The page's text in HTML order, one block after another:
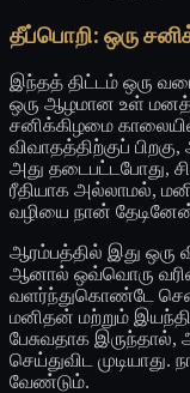
தீப்பொறி: ஒரு
இந்தத் திட்டம் ஒரு
ஒரு ஆழமான உள் மனத்
சனிக்கிழமை
விவாதத்திற்குப்
அது தடைபட்டபோது,
ரீதியாக அல்லாமல்,
வழியை நான்
ஆரம்பத்தில் இது ஒரு
ஆனால் ஒவ்வொரு
வளர்ந்துகொண்டே
மனிதன் மற்றும்
பேசுவதாக
செய்துவிட
வேண்டும்.